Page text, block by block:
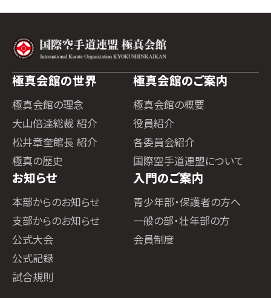
極真会館の世界
極真会館の理念
大山倍達総裁 紹介
松井章奎館長 紹介
極真の歴史
極真会館のご案内
極真会館の概要
役員紹介
各委員会紹介
国際空手道連盟について
お知らせ
本部からのお知らせ
支部からのお知らせ
公式大会
公式記録
試合規則
入門のご案内
青少年部・保護者の方へ
一般の部・壮年部の方
会員制度